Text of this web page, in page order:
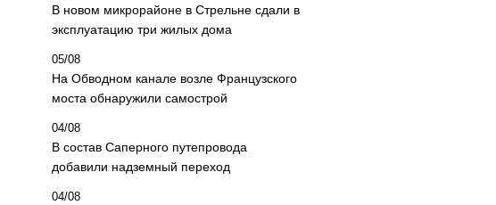
В новом микрорайоне в Стрельне сдали в
эксплуатацию три жилых дома
05/08
На Обводном канале возле Французского
моста обнаружили самострой
04/08
В состав Саперного путепровода
добавили надземный переход
04/08